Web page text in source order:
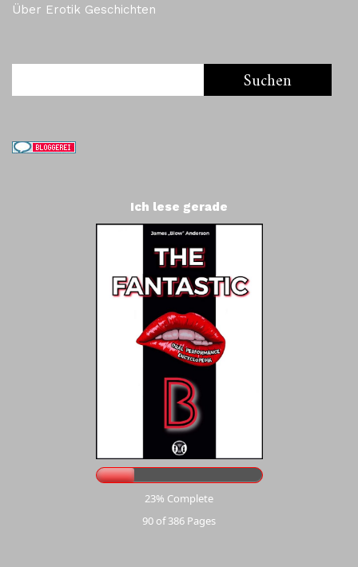
Über Erotik Geschichten
Ich lese gerade
23% Complete
90 of 386 Pages